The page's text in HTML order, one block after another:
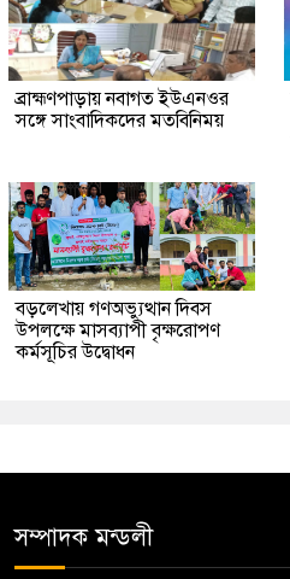
ব্রাহ্মণপাড়ায় নবাগত ইউএনওর
সঙ্গে সাংবাদিকদের মতবিনিময়
বড়লেখায় গণঅভ্যুত্থান দিবস
উপলক্ষে মাসব্যাপী বৃক্ষরোপণ
কর্মসূচির উদ্বোধন
সম্পাদক মন্ডলী